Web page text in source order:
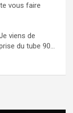
vous faire
viens de
du tube 90...